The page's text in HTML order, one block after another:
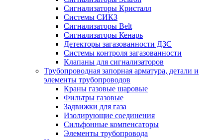
Сигнализаторы Кристалл
Системы СИКЗ
Сигнализаторы Belt
Сигнализаторы Кенарь
Детекторы загазованности ДЗС
Системы контроля загазованности
Клапаны для сигнализаторов
Трубопроводная запорная арматура, детали и
элементы трубопроводов
Краны газовые шаровые
Фильтры газовые
Задвижки для газа
Изолирующие соединения
Сильфонные компенсаторы
Элементы трубопровода